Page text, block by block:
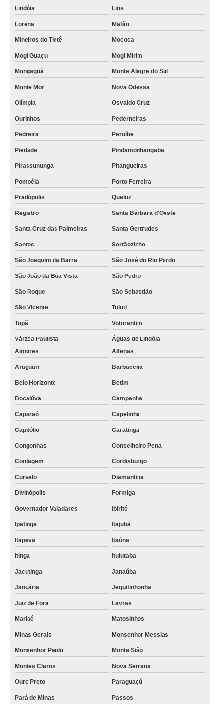
Lindóia Lins
Lorena Matão
Mineiros do Tietê Mococa
Mogi Guaçu Mogi Mirim
Mongaguá Monte Alegre do Sul
Monte Mor Nova Odessa
Olímpia Osvaldo Cruz
Ourinhos Pederneiras
Pedreira Peruíbe
Piedade Pindamonhangaba
Pirassununga Pitangueiras
Pompéia Porto Ferreira
Pradópolis Queluz
Registro Santa Bárbara d'Oeste
Santa Cruz das Palmeiras Santa Gertrudes
Santos Sertãozinho
São Joaquim da Barra São José do Rio Pardo
São João da Boa Vista São Pedro
São Roque São Sebastião
São Vicente Tuiuti
Tupã Votorantim
Várzea Paulista
Águas de Lindóia
Aimores
Alfenas
Araguari Barbacena
Belo Horizonte Betim
Bocaiúva Campanha
Caparaó Capelinha
Capitólio Caratinga
Congonhas Conselheiro Pena
Contagem Cordisburgo
Curvelo Diamantina
Divinópolis Formiga
Governador Valadares Ibirité
Ipatinga Itajubá
Itapeva Itaúna
Itinga Ituiutaba
Jacutinga Janaúba
Januária Jequitinhonha
Juiz de Fora Lavras
Mariaé Matosinhos
Minas Gerais Monsenhor Messias
Monsenhor Paulo Monte Sião
Montes Claros Nova Serrana
Ouro Preto Paraguaçú
Pará de Minas Passos